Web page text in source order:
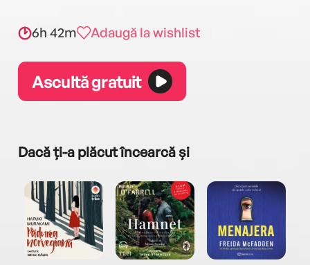
6h 42m Adaugă la wishlist
Ascultă gratuit
Dacă ți-a plăcut încearcă și